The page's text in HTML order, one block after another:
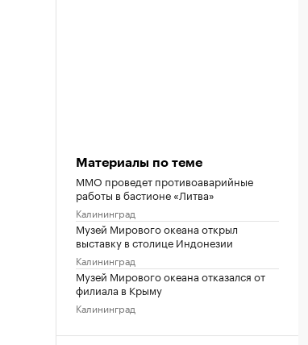
Материалы по теме
ММО проведет противоаварийные
работы в бастионе «Литва»
Калининград
Музей Мирового океана открыл
выставку в столице Индонезии
Калининград
Музей Мирового океана отказался от
филиала в Крыму
Калининград